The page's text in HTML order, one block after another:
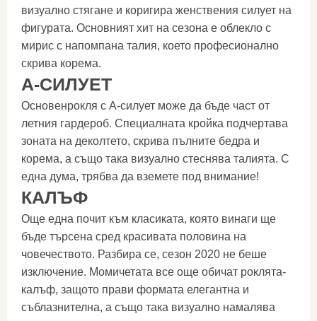
визуално стягане и коригира женствения силует на
фигурата. Основният хит на сезона е облекло с
мирис с напомпана талия, което професионално
скрива корема.
А-СИЛУЕТ
Основенрокля с А-силует може да бъде част от
летния гардероб. Специалната кройка подчертава
зоната на деколтето, скрива пълните бедра и
корема, а също така визуално стеснява талията. С
една дума, трябва да вземете под внимание!
КАЛЪФ
Още една почит към класиката, която винаги ще
бъде търсена сред красивата половина на
човечеството. Разбира се, сезон 2020 не беше
изключение. Момичетата все още обичат роклята-
калъф, защото прави формата елегантна и
съблазнителна, а също така визуално намалява